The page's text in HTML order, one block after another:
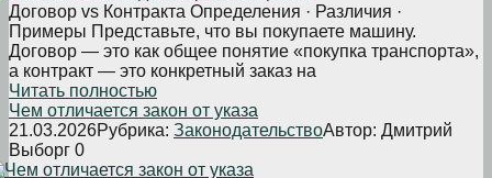
Договор vs Контракта Определения · Различия ·
Примеры Представьте, что вы покупаете машину.
Договор — это как общее понятие «покупка транспорта»,
а контракт — это конкретный заказ на
Читать полностью
Чем отличается закон от указа
21.03.2026Рубрика: ЗаконодательствоАвтор: Дмитрий
Выборг 0